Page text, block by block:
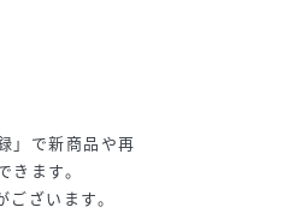
」で新商品や再
ます。
ざいます。